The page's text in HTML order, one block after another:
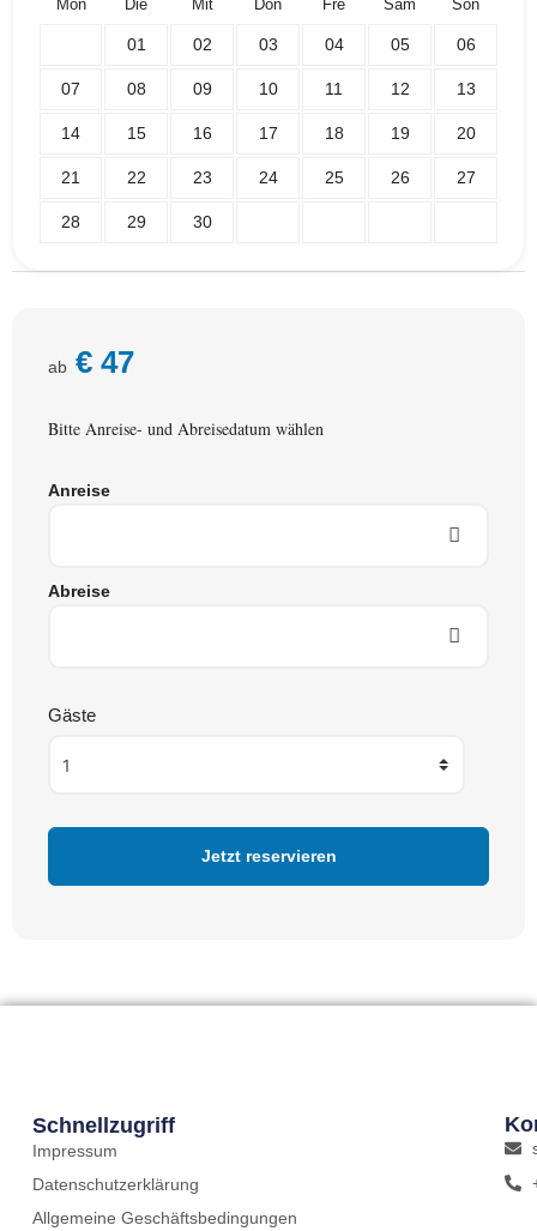
Mon Die Mit Don Fre Sam Son
01 02 03 04 05 06
07 08 09 10 11 12 13
14 15 16 17 18 19 20
21 22 23 24 25 26 27
28 29 30
ab € 47
Bitte Anreise- und Abreisedatum wählen
Anreise
Abreise
Gäste
Schnellzugriff
Impressum
Datenschutzerklärung
Allgemeine Geschäftsbedingungen